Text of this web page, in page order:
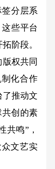
分层系
些平台
阶段。
权共同
化合作
了推动文
共创的素
共鸣”，
文艺实